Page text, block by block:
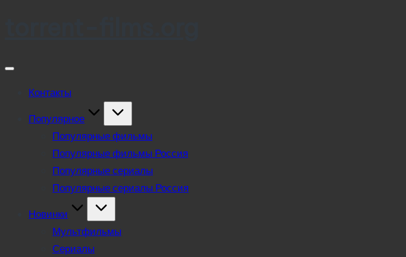
Контакты
Популярное
Популярные фильмы
Популярные фильмы Россия
Популярные сериалы
Популярные сериалы Россия
Новинки
Мультфильмы
Сериалы